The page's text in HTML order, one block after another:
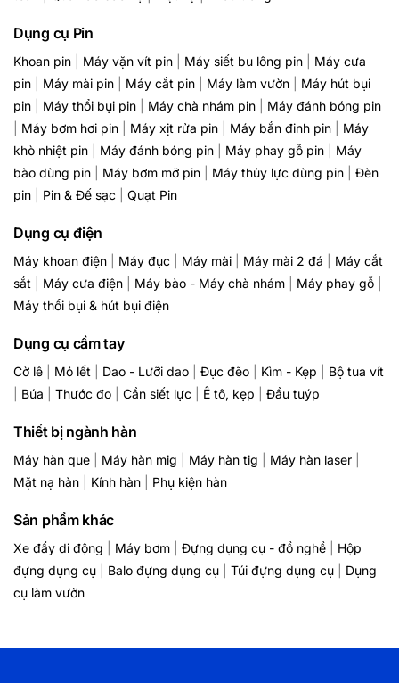
Dụng cụ Pin
Khoan pin Máy vặn vít pin Máy siết bu lông pin
Máy cưa
pin
Máy mài pin Máy cắt pin Máy làm vườn
Máy hút bụi
pin
Máy thổi bụi pin Máy chà nhám pin
Máy đánh bóng pin
Máy bơm hơi pin Máy xịt rửa pin Máy bắn đinh pin
Máy
khò nhiệt pin
Máy đánh bóng pin Máy phay gỗ pin
Máy
bào dùng pin
Máy bơm mỡ pin Máy thủy lực dùng pin
Đèn
pin
Pin & Đế sạc Quạt Pin
Dụng cụ điện
Máy khoan điện Máy đục Máy mài Máy mài 2 đá
Máy cắt
sắt
Máy cưa điện Máy bào - Máy chà nhám Máy phay gỗ
Máy thổi bụi & hút bụi điện
Dụng cụ cầm tay
Cờ lê Mỏ lết Dao - Lưỡi dao Đục đẽo Kìm - Kẹp
Bộ tua vít
Búa Thước đo Cần siết lực Ê tô, kẹp Đầu tuýp
Thiết bị ngành hàn
Máy hàn que Máy hàn mig Máy hàn tig Máy hàn laser
Mặt nạ hàn
Kính hàn Phụ kiện hàn
Sản phẩm khác
Xe đẩy di động Máy bơm Đựng dụng cụ - đồ nghề
Hộp
đựng dụng cụ
Balo đựng dụng cụ Túi đựng dụng cụ
Dụng
cụ làm vườn